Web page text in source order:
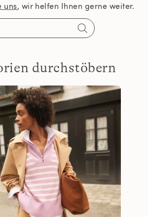
uns, wir helfen Ihnen gerne weiter.
durchstöbern